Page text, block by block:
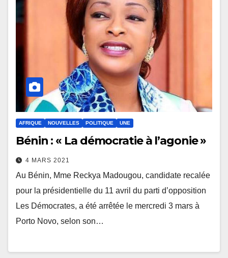
AFRIQUE NOUVELLES POLITIQUE UNE
Bénin : « La démocratie à l’agonie »
4 MARS 2021
Au Bénin, Mme Reckya Madougou, candidate recalée
pour la présidentielle du 11 avril du parti d’opposition
Les Démocrates, a été arrêtée le mercredi 3 mars à
Porto Novo, selon son…